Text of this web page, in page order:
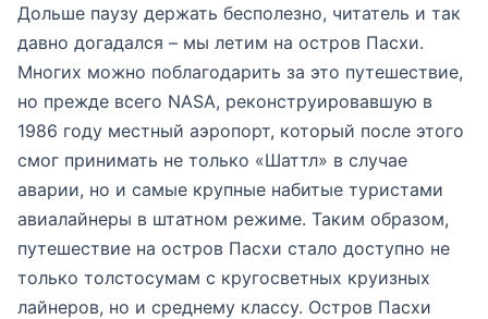
Дольше паузу держать бесполезно, читатель и так
давно догадался – мы летим на остров Пасхи.
Многих можно поблагодарить за это путешествие,
но прежде всего NASA, реконструировавшую в
1986 году местный аэропорт, который после этого
смог принимать не только «Шаттл» в случае
аварии, но и самые крупные набитые туристами
авиалайнеры в штатном режиме. Таким образом,
путешествие на остров Пасхи стало доступно не
только толстосумам с кругосветных круизных
лайнеров, но и среднему классу. Остров Пасхи